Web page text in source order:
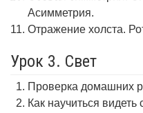
Асимметрия.
Отражение холста.
Урок 3. Свет
Проверка домашних
Как научиться видеть